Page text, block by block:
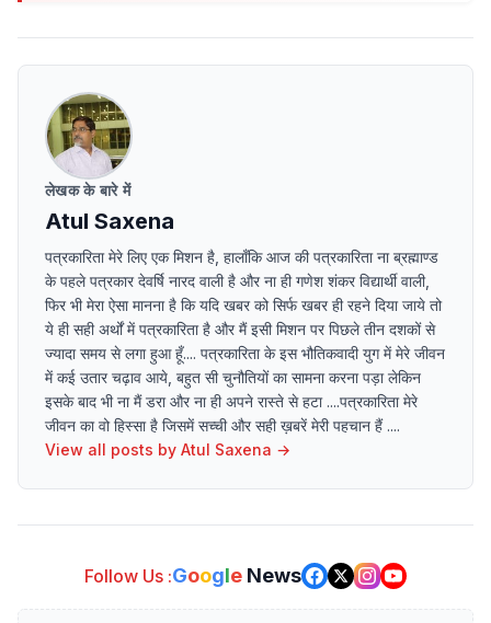
लेखक के बारे में
Atul Saxena
पत्रकारिता मेरे लिए एक मिशन है, हालाँकि आज की पत्रकारिता ना ब्रह्माण्ड
के पहले पत्रकार देवर्षि नारद वाली है और ना ही गणेश शंकर विद्यार्थी वाली,
फिर भी मेरा ऐसा मानना है कि यदि खबर को सिर्फ खबर ही रहने दिया जाये तो
ये ही सही अर्थों में पत्रकारिता है और मैं इसी मिशन पर पिछले तीन दशकों से
ज्यादा समय से लगा हुआ हूँ.... पत्रकारिता के इस भौतिकवादी युग में मेरे जीवन
में कई उतार चढ़ाव आये, बहुत सी चुनौतियों का सामना करना पड़ा लेकिन
इसके बाद भी ना मैं डरा और ना ही अपने रास्ते से हटा ....पत्रकारिता मेरे
जीवन का वो हिस्सा है जिसमें सच्ची और सही ख़बरें मेरी पहचान हैं ....
View all posts by Atul Saxena →
Follow Us :Google News